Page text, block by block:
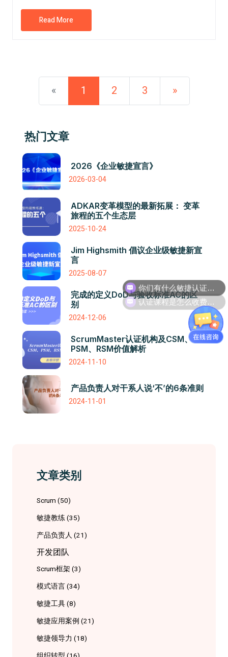
Read More
« 1 2 3 »
热门文章
2026《企业敏捷宣言》
2026-03-04
ADKAR变革模型的最新拓展： 变革
旅程的五个生态层
2025-10-24
Jim Highsmith 倡议企业级敏捷新宣
言
2025-08-07
完成的定义DoD与验收标准AC的区
别
2024-12-06
ScrumMaster认证机构及CSM、
PSM、RSM价值解析
2024-11-10
产品负责人对干系人说‘不’的6条准则
2024-11-01
文章类别
Scrum (50)
敏捷教练(35)
产品负责人(21)
开发团队
Scrum框架 (3)
模式语言(34)
敏捷工具(8)
敏捷应用案例 (21)
敏捷领导力 (18)
认证课程是怎么收费的呢